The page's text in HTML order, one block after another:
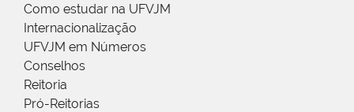
Como estudar na UFVJM
Internacionalização
UFVJM em Números
Conselhos
Reitoria
Pró-Reitorias